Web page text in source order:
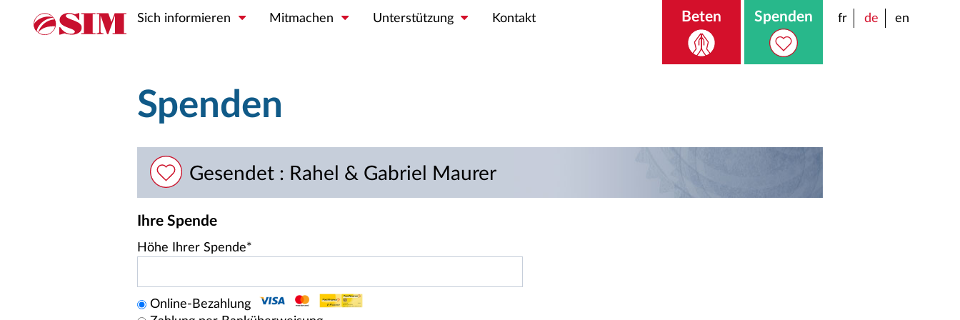
Sich informieren Mitmachen Unterstützung Kontakt Beten Spenden fr de en
Spenden
Gesendet : Rahel & Gabriel Maurer
Ihre Spende
Höhe Ihrer Spende*
Online-Bezahlung